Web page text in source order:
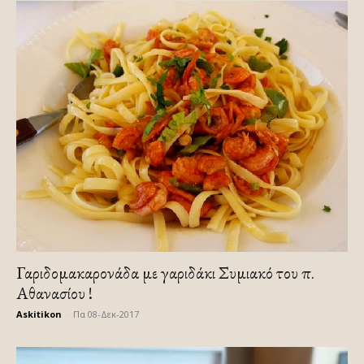
Γαριδομακαρονάδα με γαριδάκι Συμιακό του π.
Αθανασίου !
Askitikon Πα 08-Δεκ-2017